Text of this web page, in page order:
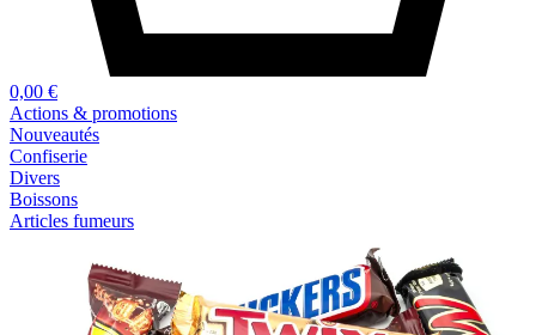
0,00 €
Actions & promotions
Nouveautés
Confiserie
Divers
Boissons
Articles fumeurs